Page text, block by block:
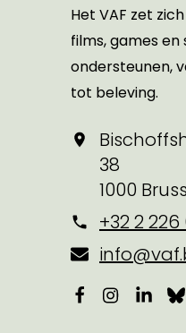
Het VAF zet
films, games en
ondersteunen,
tot beleving.
38
1000
+32 2
Facebook